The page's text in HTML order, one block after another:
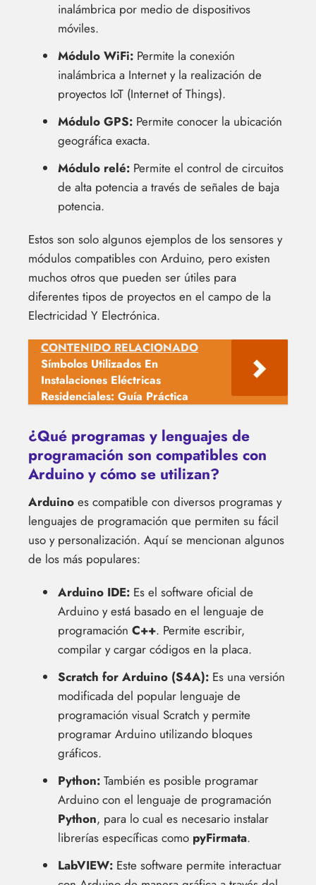
inalámbrica por medio de dispositivos
móviles.
Módulo WiFi: Permite la conexión
inalámbrica a Internet y la realización de
proyectos IoT (Internet of Things).
Módulo GPS: Permite conocer la ubicación
geográfica exacta.
Módulo relé: Permite el control de circuitos
de alta potencia a través de señales de baja
potencia.
Estos son solo algunos ejemplos de los sensores y
módulos compatibles con Arduino, pero existen
muchos otros que pueden ser útiles para
diferentes tipos de proyectos en el campo de la
Electricidad Y Electrónica.
CONTENIDO RELACIONADO
Símbolos Utilizados En
Instalaciones Eléctricas
Residenciales: Guía Práctica
¿Qué programas y lenguajes de
programación son compatibles con
Arduino y cómo se utilizan?
Arduino es compatible con diversos programas y
lenguajes de programación que permiten su fácil
uso y personalización. Aquí se mencionan algunos
de los más populares:
Arduino IDE: Es el software oficial de
Arduino y está basado en el lenguaje de
programación C++. Permite escribir,
compilar y cargar códigos en la placa.
Scratch for Arduino (S4A): Es una versión
modificada del popular lenguaje de
programación visual Scratch y permite
programar Arduino utilizando bloques
gráficos.
Python: También es posible programar
Arduino con el lenguaje de programación
Python, para lo cual es necesario instalar
librerías específicas como pyFirmata.
LabVIEW: Este software permite interactuar